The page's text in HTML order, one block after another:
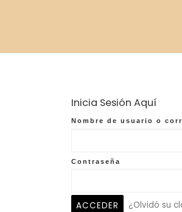
Inicia Sesión Aquí
Nombre de usuario o
Contraseña
¿Olvidó su